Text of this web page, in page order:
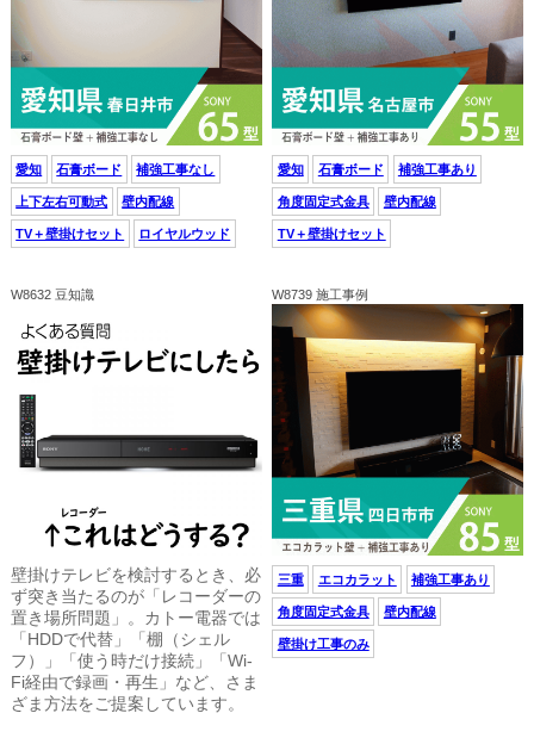
愛知 石膏ボード 補強工事なし
上下左右可動式 壁内配線
TV＋壁掛けセット ロイヤルウッド
愛知 石膏ボード 補強工事あり
角度固定式金具 壁内配線
TV＋壁掛けセット
W8632 豆知識
壁掛けテレビを検討するとき、必
ず突き当たるのが「レコーダーの
置き場所問題」。カトー電器では
「HDDで代替」「棚（シェル
フ）」「使う時だけ接続」「Wi-
Fi経由で録画・再生」など、さま
ざま方法をご提案しています。
W8739 施工事例
三重 エコカラット 補強工事あり
角度固定式金具 壁内配線
壁掛け工事のみ